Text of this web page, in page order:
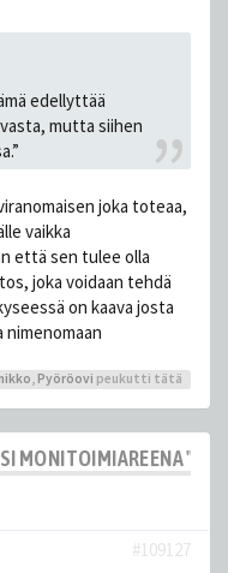
edellyttää
mutta siihen
joka toteaa,
vaikka
että sen tulee olla
joka voidaan tehdä
on kaava josta
Pyöröovi peukutti tätä
MONITOIMIAREENA
#109127